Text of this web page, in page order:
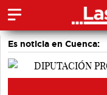
Es noticia en Cuenca: